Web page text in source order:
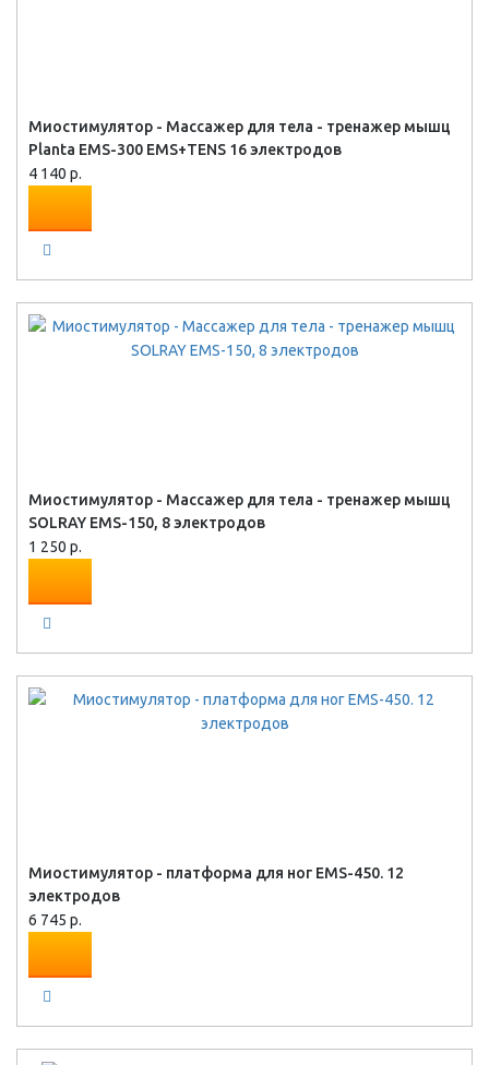
Миостимулятор - Массажер для тела - тренажер мышц
Planta EMS-300 EMS+TENS 16 электродов
4 140 р.
Миостимулятор - Массажер для тела - тренажер мышц
SOLRAY EMS-150, 8 электродов
1 250 р.
Миостимулятор - платформа для ног EMS-450. 12
электродов
6 745 р.